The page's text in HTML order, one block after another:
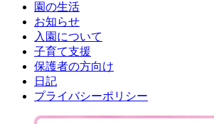
園の生活
お知らせ
入園について
子育て支援
保護者の方向け
日記
プライバシーポリシー